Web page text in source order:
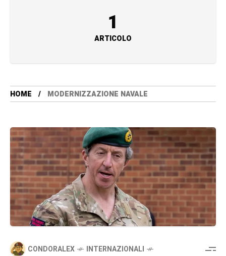
1
ARTICOLO
HOME MODERNIZZAZIONE NAVALE
CONDORALEX
INTERNAZIONALI